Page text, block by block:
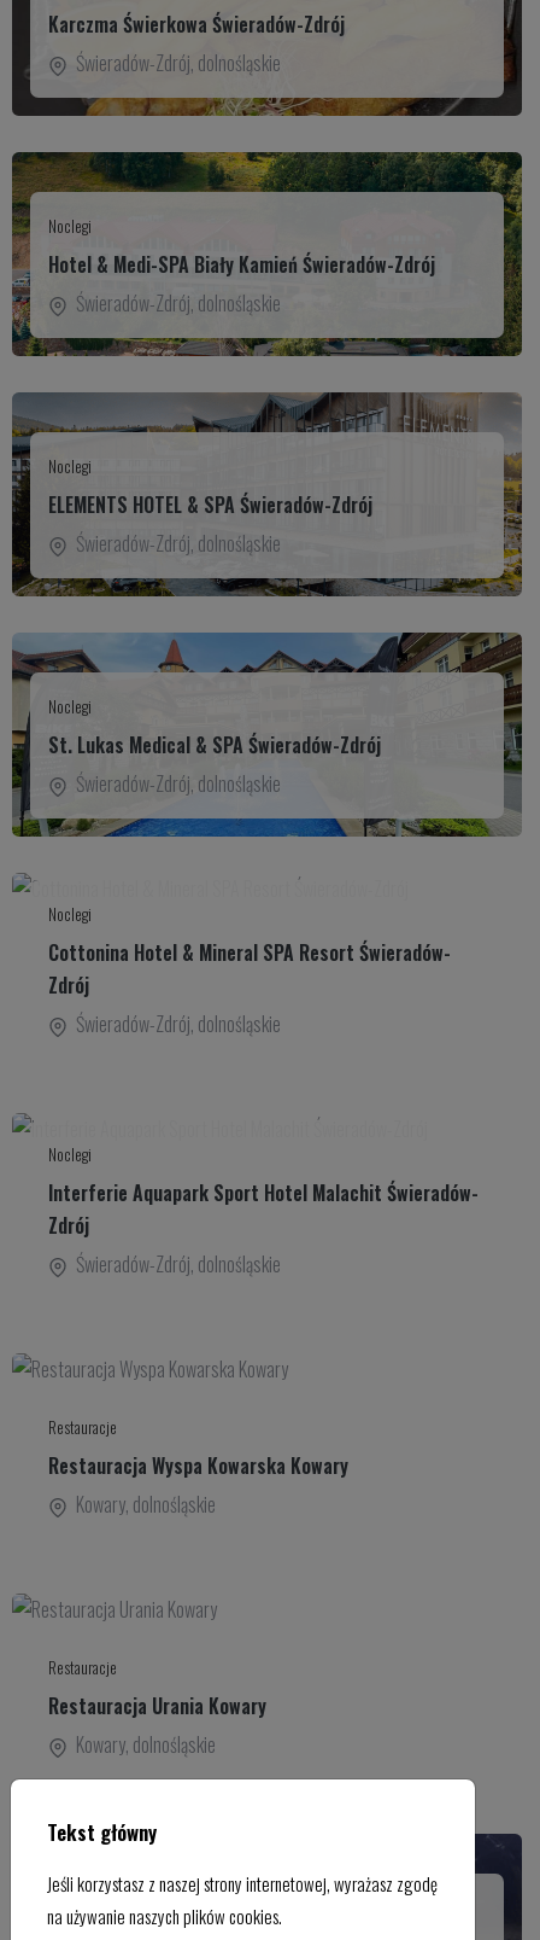
Karczma Świerkowa Świeradów-Zdrój
Świeradów-Zdrój, dolnośląskie
Noclegi
Hotel & Medi-SPA Biały Kamień Świeradów-Zdrój
Świeradów-Zdrój, dolnośląskie
Noclegi
ELEMENTS HOTEL & SPA Świeradów-Zdrój
Świeradów-Zdrój, dolnośląskie
Noclegi
St. Lukas Medical & SPA Świeradów-Zdrój
Świeradów-Zdrój, dolnośląskie
Noclegi
Cottonina Hotel & Mineral SPA Resort Świeradów-
Zdrój
Świeradów-Zdrój, dolnośląskie
Noclegi
Interferie Aquapark Sport Hotel Malachit Świeradów-
Zdrój
Świeradów-Zdrój, dolnośląskie
Restauracje
Restauracja Wyspa Kowarska Kowary
Kowary, dolnośląskie
Restauracje
Restauracja Urania Kowary
Kowary, dolnośląskie
Atrakcje turystyczne
Tekst główny
Jeśli korzystasz z naszej strony internetowej, wyrażasz zgodę
na używanie naszych plików cookies.